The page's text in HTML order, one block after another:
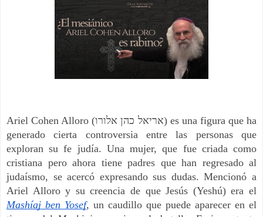
Ariel Cohen Alloro (אריאל כהן אלורו) es una figura que ha
generado cierta controversia entre las personas que
exploran su fe judía. Una mujer, que fue criada como
cristiana pero ahora tiene padres que han regresado al
judaísmo, se acercó expresando sus dudas. Mencionó a
Ariel Alloro y su creencia de que Jesús (Yeshú) era el
Mashíaj ben Yosef, un caudillo que puede aparecer en el